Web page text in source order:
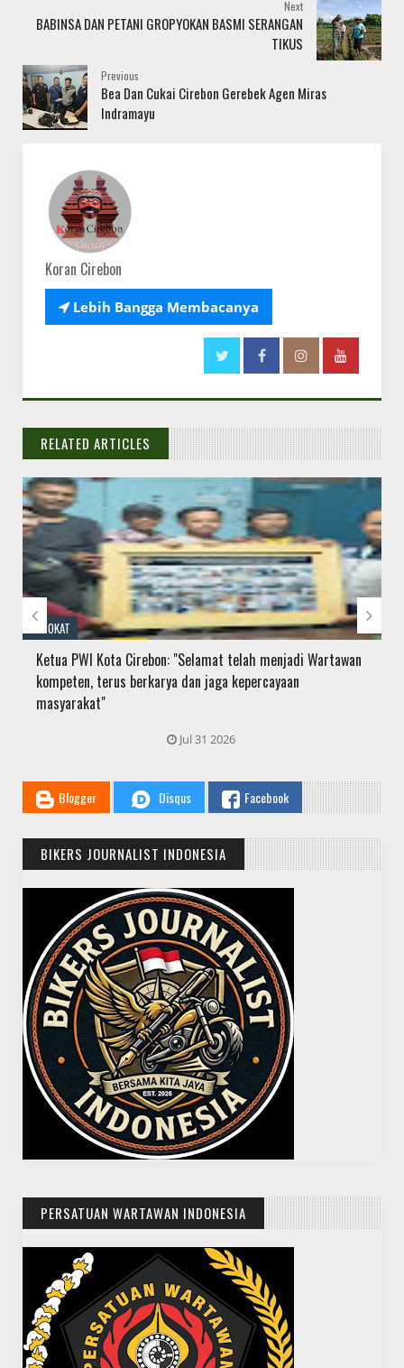
Next
BABINSA DAN PETANI GROPYOKAN BASMI SERANGAN
TIKUS
Previous
Bea Dan Cukai Cirebon Gerebek Agen Miras
Indramayu
Koran Cirebon
Lebih Bangga Membacanya
RELATED ARTICLES
// THATS WHAT YOU MIGHT BE LOOKING FOR
ADVOKAT
Ketua PWI Kota Cirebon: "Selamat telah menjadi Wartawan
kompeten, terus berkarya dan jaga kepercayaan
masyarakat"
Jul 31 2026
 
Blogger Disqus Facebook
BIKERS JOURNALIST INDONESIA
PERSATUAN WARTAWAN INDONESIA